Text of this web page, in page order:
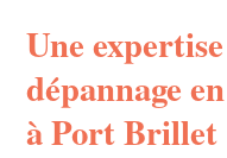
Une
dépannage
à Port Brillet